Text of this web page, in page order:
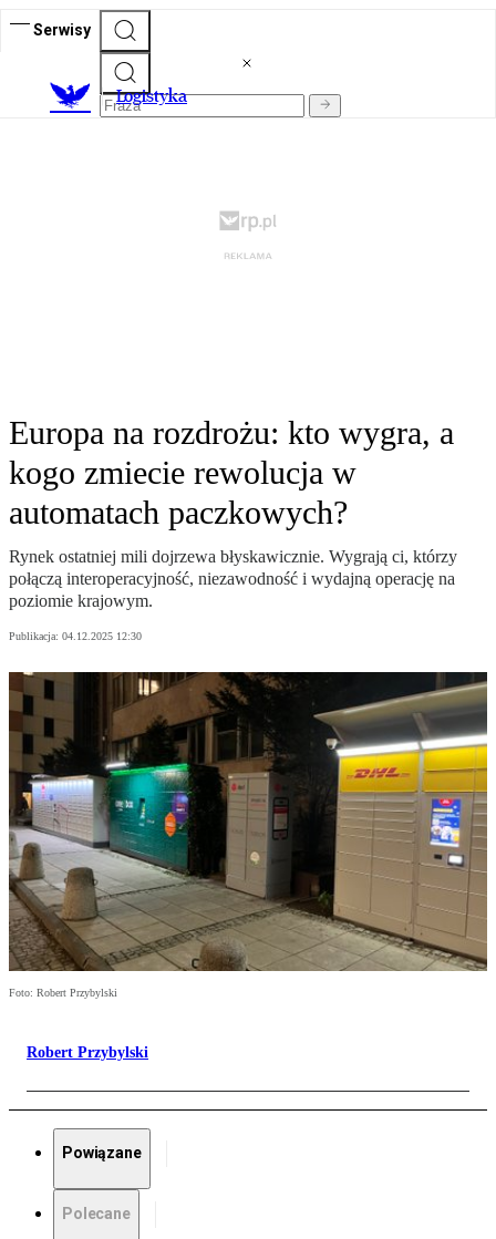
Serwisy
Logistyka
Europa na rozdrożu: kto wygra, a
kogo zmiecie rewolucja w
automatach paczkowych?
Rynek ostatniej mili dojrzewa błyskawicznie. Wygrają ci, którzy
połączą interoperacyjność, niezawodność i wydajną operację na
poziomie krajowym.
Publikacja: 04.12.2025 12:30
Foto: Robert Przybylski
Robert Przybylski
Powiązane
Polecane